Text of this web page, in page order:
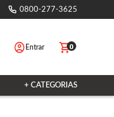
0800-277-3625
Entrar 0
+ CATEGORIAS